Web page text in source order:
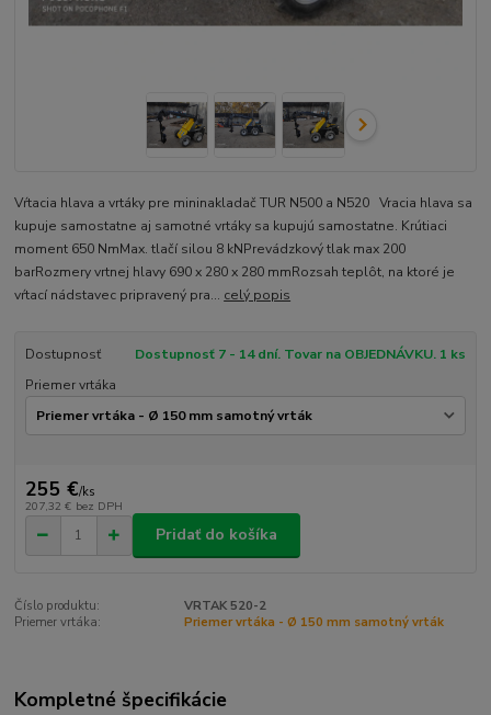
Vŕtacia hlava a vrtáky pre mininakladač TUR N500 a N520 Vracia hlava sa
kupuje samostatne aj samotné vrtáky sa kupujú samostatne. Krútiaci
moment 650 NmMax. tlačí silou 8 kNPrevádzkový tlak max 200
barRozmery vrtnej hlavy 690 x 280 x 280 mmRozsah teplôt, na ktoré je
vŕtací nádstavec pripravený pra... celý popis
Dostupnosť
Dostupnosť 7 - 14 dní. Tovar na OBJEDNÁVKU. 1 ks
Priemer vrtáka
255 €/ks
207,32 € bez DPH
Pridať do košíka
Číslo produktu:
VRTAK 520-2
Priemer vrtáka:
Priemer vrtáka - Ø 150 mm samotný vrták
Kompletné špecifikácie